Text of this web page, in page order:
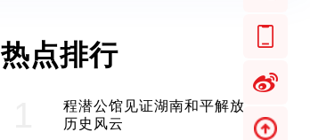
热点排行
程潜公馆见证湖南和平解放
历史风云